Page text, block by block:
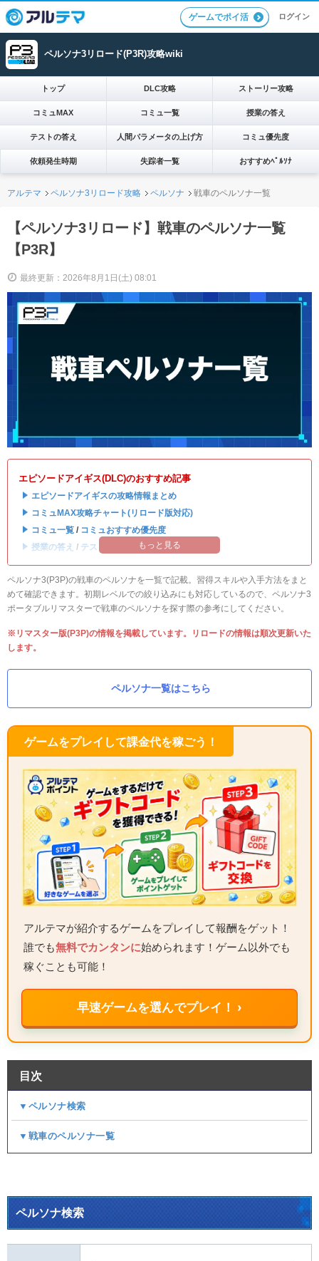
ゲームでポイ活 ログイン
ペルソナ3リロード(P3R)攻略wiki
トップ DLC攻略 ストーリー攻略
コミュMAX コミュ一覧 授業の答え
テストの答え 人間パラメータの上げ方 コミュ優先度
依頼発生時期 失踪者一覧 おすすめﾍﾟﾙｿﾅ
アルテマ ペルソナ3リロード攻略 ペルソナ 戦車のペルソナ一覧
【ペルソナ3リロード】戦車のペルソナ一覧
【P3R】
最終更新：2026年8月1日(土) 08:01
エピソードアイギス(DLC)のおすすめ記事
・ エピソードアイギスの攻略情報まとめ
・ コミュMAX攻略チャート(リロード版対応)
・ コミュ一覧 / コミュおすすめ優先度
・ 授業の答え / テストの答え もっと見る
ペルソナ3(P3P)の戦車のペルソナを一覧で記載。習得スキルや入手方法をまと
めて確認できます。初期レベルでの絞り込みにも対応しているので、ペルソナ3
ポータブルリマスターで戦車のペルソナを探す際の参考にしてください。
※リマスター版(P3P)の情報を掲載しています。リロードの情報は順次更新いた
します。
ペルソナ一覧はこちら
ゲームをプレイして課金代を稼ごう！
アルテマが紹介するゲームをプレイして報酬をゲット！
誰でも無料でカンタンに始められます！ゲーム以外でも
稼ぐことも可能！
早速ゲームを選んでプレイ！ ›
目次
▼ペルソナ検索
▼戦車のペルソナ一覧
ペルソナ検索